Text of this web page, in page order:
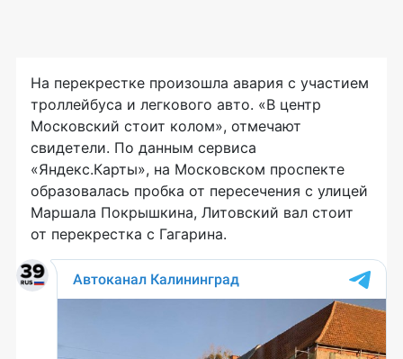
На перекрестке произошла авария с участием
троллейбуса и легкового авто. «В центр
Московский стоит колом», отмечают
свидетели. По данным сервиса
«Яндекс.Карты», на Московском проспекте
образовалась пробка от пересечения с улицей
Маршала Покрышкина, Литовский вал стоит
от перекрестка с Гагарина.